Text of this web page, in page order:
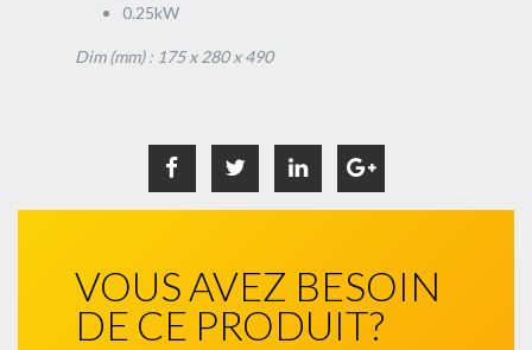
0.25kW
Dim (mm) : 175 x 280 x 490
VOUS AVEZ BESOIN
DE CE PRODUIT?